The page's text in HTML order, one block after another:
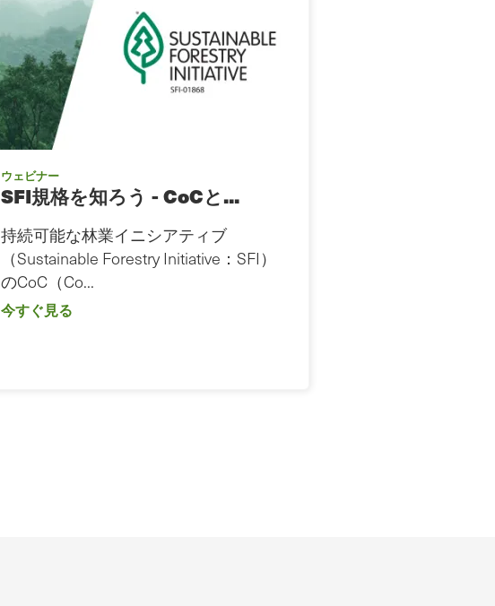
ウェビナー
SFI規格を知ろう - CoCと...
持続可能な林業イニシアティブ
（Sustainable Forestry Initiative：SFI）
のCoC（Co...
今すぐ見る